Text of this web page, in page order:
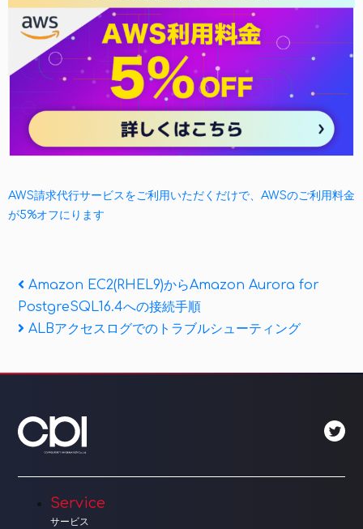
AWS請求代行サービスをご利用いただくだけで、AWSのご利用料金
が5%オフにります
投
稿
ビ
ゲ
ー
シ
ョ
Previous
Post
Amazon EC2(RHEL9)からAmazon Aurora for
PostgreSQL16.4への接続手順
Next
ALBアクセスログでのトラブルシューティング
Service
サービス